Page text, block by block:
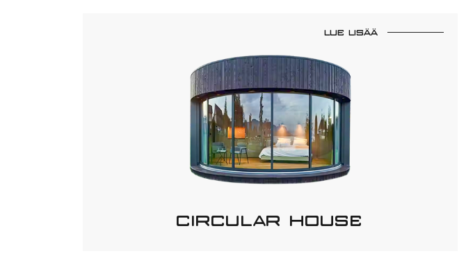
CIRCULAR HOUSE
LUE LISÄÄ